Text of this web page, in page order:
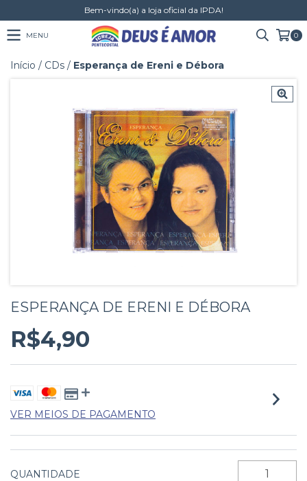
Bem-vindo(a) a loja oficial da IPDA!
MENU 0
Início / CDs / Esperança de Ereni e Débora
ESPERANÇA DE ERENI E DÉBORA
R$4,90
VER MEIOS DE PAGAMENTO
QUANTIDADE